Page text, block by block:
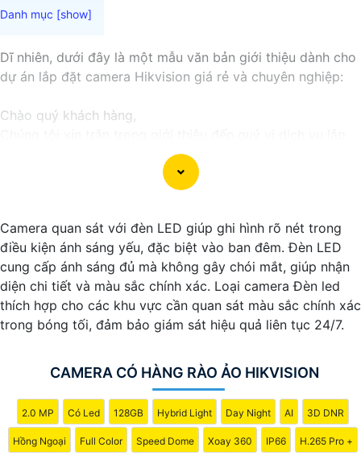
Dĩ nhiên, dưới đây là một mẫu văn bản giới thiệu dành cho
dự án lắp đặt camera Hikvision giá rẻ và chuyên nghiệp:
Chào quý khách hàng,
đặt camera Hikvision giá rẻ và chuyên nghiệp cho dự án
Với kinh nghiệm lâu năm trong lĩnh vực lắp đặt camera an
đến cho quý vị những giải pháp an ninh hiệu quả, đáng tin
cậy và tiết kiệm chi phí.
Camera của Hikvision được biết đến là một trong những
thương hiệu hàng đầu thế giới về giải pháp an ninh video.
Với các tính năng và công nghệ tiên tiến, camera Hikvision
không chỉchắc chắn chất lượng hình ảnh sắc nét mà còn
Nếu quý vị quan tâm đến việc lắp đặt camera Hikvision giá
rẻ và chuyên nghiệp cho dự án của mình, chúng tôi luôn
sẵn lòng hỗ trợ và tư vấn cho quý vị.
Camera quan sát với đèn LED giúp ghi hình rõ nét trong
điều kiện ánh sáng yếu, đặc biệt vào ban đêm. Đèn LED
cung cấp ánh sáng đủ mà không gây chói mắt, giúp nhận
diện chi tiết và màu sắc chính xác. Loại camera Đèn led
thích hợp cho các khu vực cần quan sát màu sắc chính xác
trong bóng tối, đảm bảo giám sát hiệu quả liên tục 24/7.
CAMERA CÓ HÀNG RÀO ẢO HIKVISION
2.0 MP Có Led 128GB Hybrid Light Day Night AI 3D DNR
Hồng Ngoại Full Color Speed Dome Xoay 360 IP66 H.265 Pro +